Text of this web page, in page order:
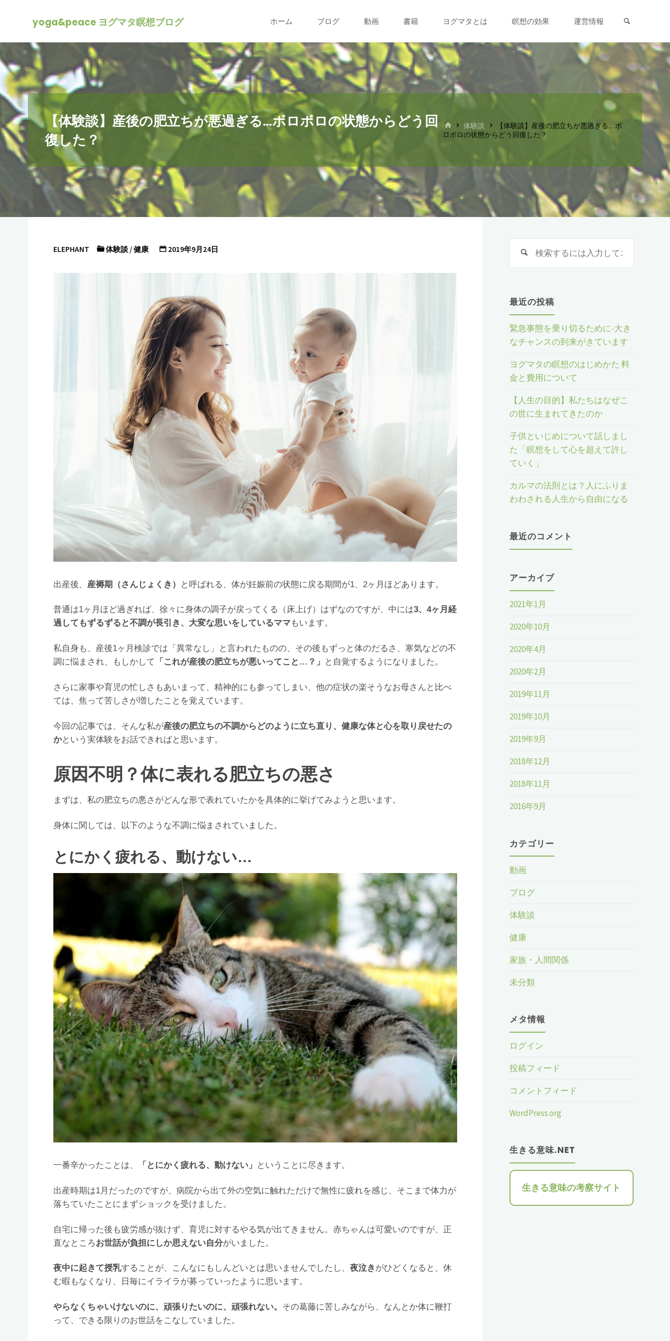
yoga&peace ヨグマタ瞑想ブログ
テ
ツ
に
ス
ッ
ホーム ブログ 動画 書籍 ヨグマタとは 瞑想の効果 運営情報
【体験談】産後の肥立ちが悪過ぎる…ボロボロの状態からどう回
復した？
ホ
ー
体験談
【体験談】産後の肥立ちが悪過ぎる…ボ
ロボロの状態からどう回復した？
ELEPHANT 体験談 /健康 2019年9月24日
出産後、 産褥期（さんじょくき） と呼ばれる、体が妊娠前の状態に戻る期間が1、2ヶ月ほどあります。
普通は1ヶ月ほど過ぎれば、徐々に身体の調子が戻ってくる（床上げ）はずなのですが、中には3、4ヶ月経
過してもずるずると不調が長引き、大変な思いをしているママ もいます。
私自身も、産後1ヶ月検診では「異常なし」と言われたものの、その後もずっと体のだるさ、寒気などの不
調に悩まされ、もしかして 「これが産後の肥立ちが悪いってこと…？」 と自覚するようになりました。
さらに家事や育児の忙しさもあいまって、精神的にも参ってしまい、他の症状の楽そうなお母さんと比べ
ては、焦って苦しさが増したことを覚えています。
今回の記事では、そんな私が産後の肥立ちの不調からどのように立ち直り、健康な体と心を取り戻せたの
かという実体験をお話できればと思います。
原因不明？体に表れる肥立ちの悪さ
まずは、私の肥立ちの悪さがどんな形で表れていたかを具体的に挙げてみようと思います。
身体に関しては、以下のような不調に悩まされていました。
とにかく疲れる、動けない…
一番辛かったことは、 「とにかく疲れる、動けない」 ということに尽きます。
出産時期は1月だったのですが、病院から出て外の空気に触れただけで無性に疲れを感じ、そこまで体力が
落ちていたことにまずショックを受けました。
自宅に帰った後も疲労感が抜けず、育児に対するやる気が出てきません。赤ちゃんは可愛いのですが、正
直なところお世話が負担にしか思えない自分がいました。
夜中に起きて授乳することが、こんなにもしんどいとは思いませんでしたし、 夜泣き がひどくなると、休
む暇もなくなり、日毎にイライラが募っていったように思います。
やらなくちゃいけないのに、頑張りたいのに、頑張れない。 その葛藤に苦しみながら、なんとか体に鞭打
って、できる限りのお世話をこなしていました。
検
最近の投稿
緊急事態を乗り切るために-大き
なチャンスの到来がきています
ヨグマタの瞑想のはじめかた 料
金と費用について
【人生の目的】私たちはなぜこ
の世に生まれてきたのか
子供といじめについて話しまし
た「瞑想をして心を超えて許し
ていく」
カルマの法則とは？人にふりま
わわされる人生から自由になる
最近のコメント
アーカイブ
2021年1月
2020年10月
2020年4月
2020年2月
2019年11月
2019年10月
2019年9月
2018年12月
2018年11月
2016年9月
カテゴリー
動画
ブログ
体験談
健康
家族・人間関係
未分類
メタ情報
ログイン
投稿フィード
コメントフィード
WordPress.org
生きる意味.NET
生きる意味の考察サイト